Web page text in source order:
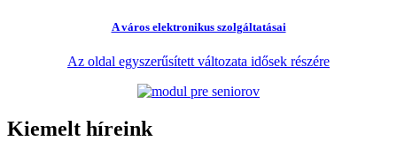
A város elektronikus szolgáltatásai
Az oldal egyszerűsített változata idősek részére
Kiemelt híreink